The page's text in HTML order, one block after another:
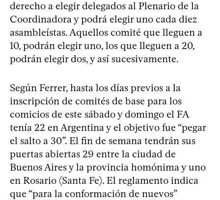
derecho a elegir delegados al Plenario de la
Coordinadora y podrá elegir uno cada diez
asambleístas. Aquellos comité que lleguen a
10, podrán elegir uno, los que lleguen a 20,
podrán elegir dos, y así sucesivamente.
Según Ferrer, hasta los días previos a la
inscripción de comités de base para los
comicios de este sábado y domingo el FA
tenía 22 en Argentina y el objetivo fue “pegar
el salto a 30”. El fin de semana tendrán sus
puertas abiertas 29 entre la ciudad de
Buenos Aires y la provincia homónima y uno
en Rosario (Santa Fe). El reglamento indica
que “para la conformación de nuevos”